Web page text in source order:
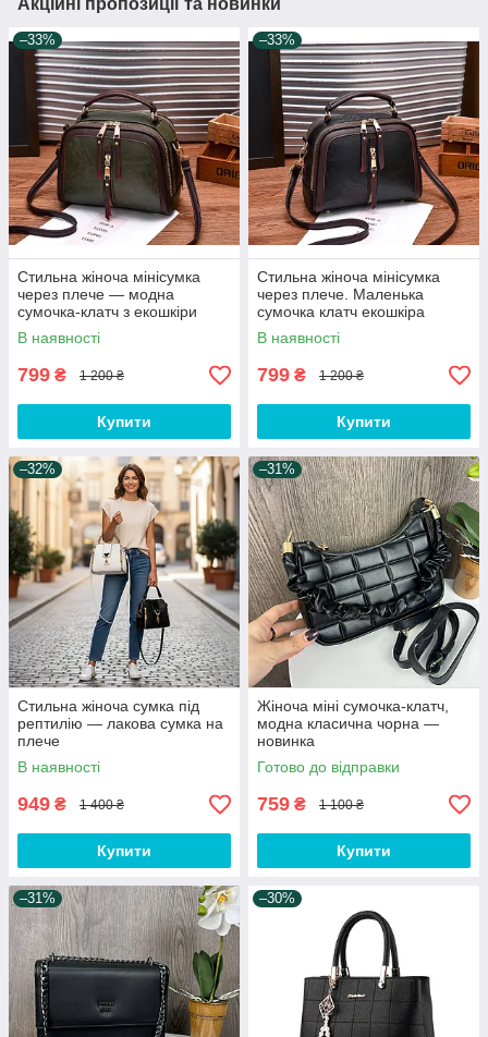
Акційні пропозиції та новинки
–33%
Стильна жіноча мінісумка
через плече — модна
сумочка-клатч з екошкіри
В наявності
799 ₴ 1 200 ₴
Купити
–33%
Стильна жіноча мінісумка
через плече. Маленька
сумочка клатч екошкіра
модна та стильна
В наявності
799 ₴ 1 200 ₴
Купити
–32%
Стильна жіноча сумка під
рептилію — лакова сумка на
плече
В наявності
949 ₴ 1 400 ₴
Купити
–31%
Жіноча міні сумочка-клатч,
модна класична чорна —
новинка
Готово до відправки
759 ₴ 1 100 ₴
Купити
–31% –30%